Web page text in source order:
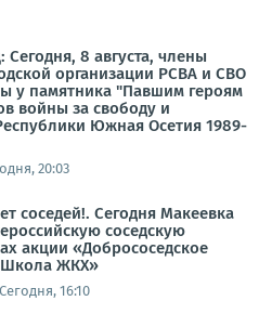
8 августа, члены
организации РСВА и СВО
у памятника "Павшим героям
войны за свободу и
Южная Осетия 1989-
20:03
соседей!. Сегодня Макеевка
соседскую
акции «Добрососедское
ЖКХ»
Сегодня, 16:10